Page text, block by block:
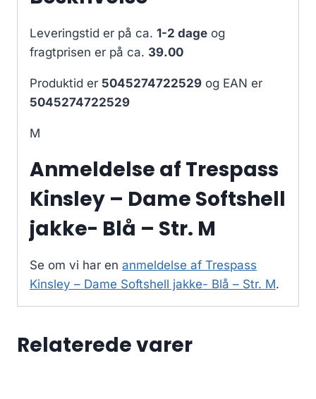
Leveringstid er på ca. 1-2 dage og
fragtprisen er på ca. 39.00
Produktid er 5045274722529 og EAN er
5045274722529
M
Anmeldelse af Trespass
Kinsley – Dame Softshell
jakke- Blå – Str. M
Se om vi har en anmeldelse af Trespass
Kinsley – Dame Softshell jakke- Blå – Str. M.
Relaterede varer